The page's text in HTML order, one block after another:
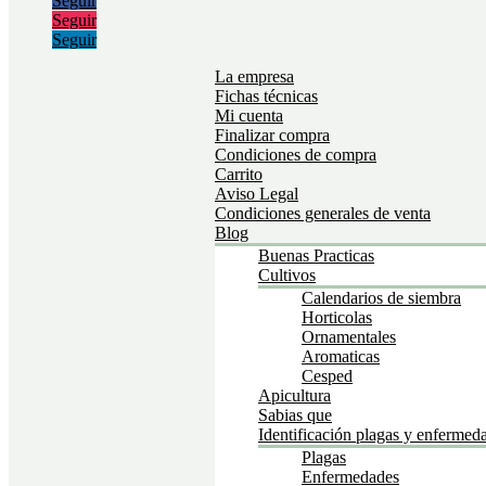
Seguir
Seguir
La empresa
Fichas técnicas
Mi cuenta
Finalizar compra
Condiciones de compra
Carrito
Aviso Legal
Condiciones generales de venta
Blog
Buenas Practicas
Cultivos
Calendarios de siembra
Horticolas
Ornamentales
Aromaticas
Cesped
Apicultura
Sabias que
Identificación plagas y
Plagas
Enfermedades